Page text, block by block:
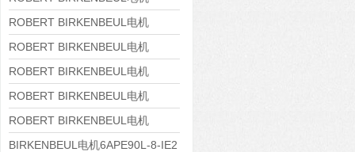
8APE160M-6 IE3
ROBERT BIRKENBEUL电机
8APE160L-4-IE3
ROBERT BIRKENBEUL电机
8APE112M-6K-IE3
ROBERT BIRKENBEUL电机
8APE100L-2 IE3
ROBERT BIRKENBEUL电机
8APE90S-4 IE3
ROBERT BIRKENBEUL电机
8APE80M-2K-IE3
BIRKENBEUL电机6APE90L-8-IE2